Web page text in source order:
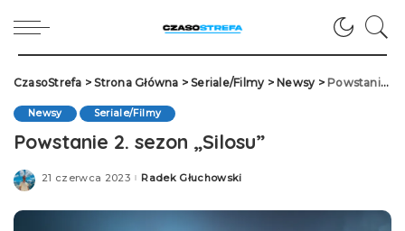
CzasoStrefa >Strona Główna >Seriale/Filmy> Newsy> Powstanie 2. sezon „Silosu”
Newsy Seriale/Filmy
Powstanie 2. sezon „Silosu”
21 czerwca 2023Posted
Radek Głuchowski